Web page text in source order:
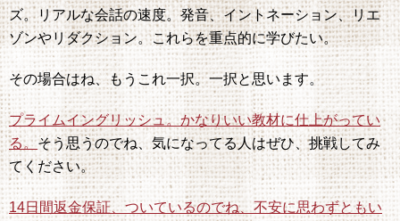
ズ。リアルな会話の速度。発音、イントネーション、リエ
ゾンやリダクション。これらを重点的に学びたい。
その場合はね、もうこれ一択。一択と思います。
プライムイングリッシュ。かなりいい教材に仕上がってい
る。そう思うのでね、気になってる人はぜひ、挑戦してみ
てください。
14日間返金保証、ついているのでね、不安に思わずともい